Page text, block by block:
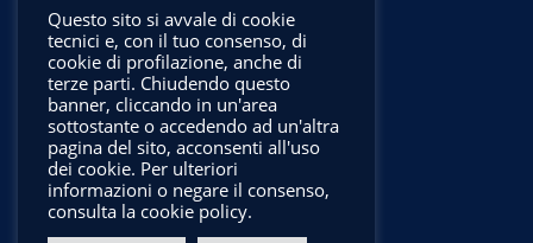
Privacy Policy
English
Questo sito si avvale di cookie
tecnici e, con il tuo consenso, di
cookie di profilazione, anche di
terze parti. Chiudendo questo
banner, cliccando in un'area
sottostante o accedendo ad un'altra
pagina del sito, acconsenti all'uso
dei cookie. Per ulteriori
informazioni o negare il consenso,
consulta la cookie policy.